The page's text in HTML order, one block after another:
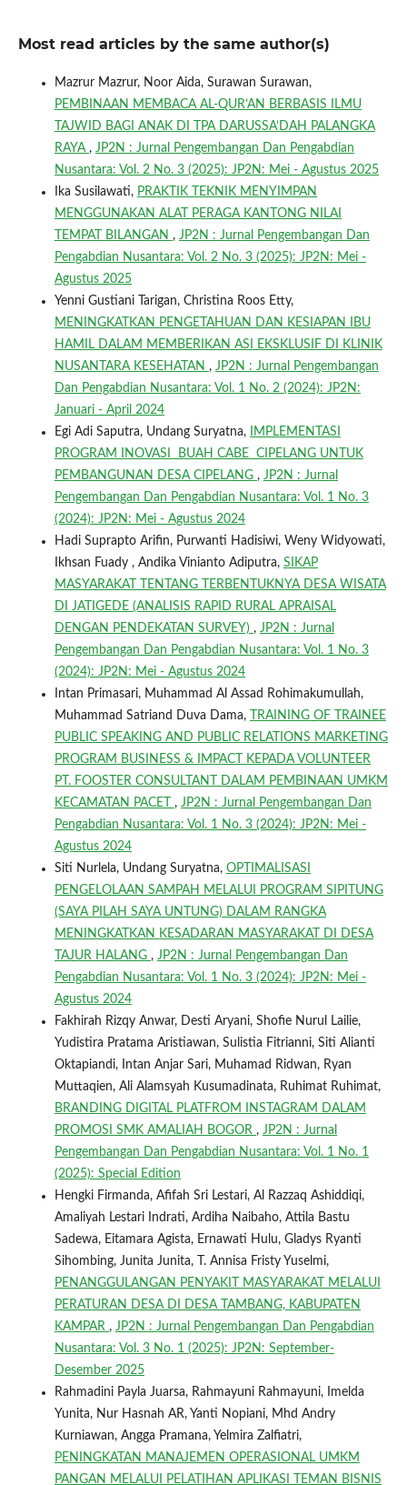
Most read articles by the same author(s)
Mazrur Mazrur, Noor Aida, Surawan Surawan,
PEMBINAAN MEMBACA AL-QUR’AN BERBASIS ILMU
TAJWID BAGI ANAK DI TPA DARUSSA’DAH PALANGKA
RAYA , JP2N : Jurnal Pengembangan Dan Pengabdian
Nusantara: Vol. 2 No. 3 (2025): JP2N: Mei - Agustus 2025
Ika Susilawati, PRAKTIK TEKNIK MENYIMPAN
MENGGUNAKAN ALAT PERAGA KANTONG NILAI
TEMPAT BILANGAN , JP2N : Jurnal Pengembangan Dan
Pengabdian Nusantara: Vol. 2 No. 3 (2025): JP2N: Mei -
Agustus 2025
Yenni Gustiani Tarigan, Christina Roos Etty,
MENINGKATKAN PENGETAHUAN DAN KESIAPAN IBU
HAMIL DALAM MEMBERIKAN ASI EKSKLUSIF DI KLINIK
NUSANTARA KESEHATAN , JP2N : Jurnal Pengembangan
Dan Pengabdian Nusantara: Vol. 1 No. 2 (2024): JP2N:
Januari - April 2024
Egi Adi Saputra, Undang Suryatna,
IMPLEMENTASI
PROGRAM INOVASI BUAH CABE CIPELANG UNTUK
PEMBANGUNAN DESA CIPELANG , JP2N : Jurnal
Pengembangan Dan Pengabdian Nusantara: Vol. 1 No. 3
(2024): JP2N: Mei - Agustus 2024
Hadi Suprapto Arifin, Purwanti Hadisiwi, Weny Widyowati,
Ikhsan Fuady , Andika Vinianto Adiputra, SIKAP
MASYARAKAT TENTANG TERBENTUKNYA DESA WISATA
DI JATIGEDE (ANALISIS RAPID RURAL APRAISAL
DENGAN PENDEKATAN SURVEY) , JP2N : Jurnal
Pengembangan Dan Pengabdian Nusantara: Vol. 1 No. 3
(2024): JP2N: Mei - Agustus 2024
Intan Primasari, Muhammad Al Assad Rohimakumullah,
Muhammad Satriand Duva Dama,
TRAINING OF TRAINEE
PUBLIC SPEAKING AND PUBLIC RELATIONS MARKETING
PROGRAM BUSINESS & IMPACT KEPADA VOLUNTEER
PT. FOOSTER CONSULTANT DALAM PEMBINAAN UMKM
KECAMATAN PACET , JP2N : Jurnal Pengembangan Dan
Pengabdian Nusantara: Vol. 1 No. 3 (2024): JP2N: Mei -
Agustus 2024
Siti Nurlela, Undang Suryatna, OPTIMALISASI
PENGELOLAAN SAMPAH MELALUI PROGRAM SIPITUNG
(SAYA PILAH SAYA UNTUNG) DALAM RANGKA
MENINGKATKAN KESADARAN MASYARAKAT DI DESA
TAJUR HALANG , JP2N : Jurnal Pengembangan Dan
Pengabdian Nusantara: Vol. 1 No. 3 (2024): JP2N: Mei -
Agustus 2024
Fakhirah Rizqy Anwar, Desti Aryani, Shofie Nurul Lailie,
Yudistira Pratama Aristiawan, Sulistia Fitrianni, Siti Alianti
Oktapiandi, Intan Anjar Sari, Muhamad Ridwan, Ryan
Muttaqien, Ali Alamsyah Kusumadinata, Ruhimat Ruhimat,
BRANDING DIGITAL PLATFROM INSTAGRAM DALAM
PROMOSI SMK AMALIAH BOGOR , JP2N : Jurnal
Pengembangan Dan Pengabdian Nusantara: Vol. 1 No. 1
(2025): Special Edition
Hengki Firmanda, Afifah Sri Lestari, Al Razzaq Ashiddiqi,
Amaliyah Lestari Indrati, Ardiha Naibaho, Attila Bastu
Sadewa, Eitamara Agista, Ernawati Hulu, Gladys Ryanti
Sihombing, Junita Junita, T. Annisa Fristy Yuselmi,
PENANGGULANGAN PENYAKIT MASYARAKAT MELALUI
PERATURAN DESA DI DESA TAMBANG, KABUPATEN
KAMPAR , JP2N : Jurnal Pengembangan Dan Pengabdian
Nusantara: Vol. 3 No. 1 (2025): JP2N: September-
Desember 2025
Rahmadini Payla Juarsa, Rahmayuni Rahmayuni, Imelda
Yunita, Nur Hasnah AR, Yanti Nopiani, Mhd Andry
Kurniawan, Angga Pramana, Yelmira Zalfiatri,
PENINGKATAN MANAJEMEN OPERASIONAL UMKM
PANGAN MELALUI PELATIHAN APLIKASI TEMAN BISNIS